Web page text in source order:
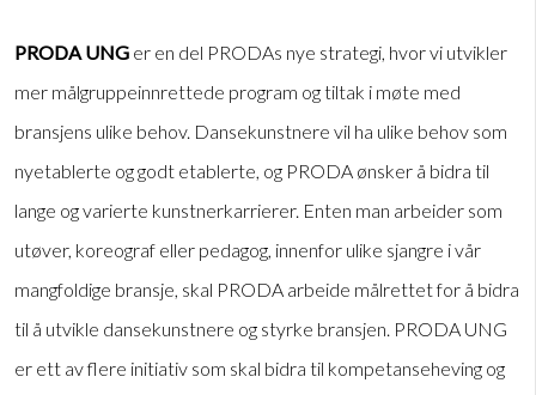
PRODA UNG er en del PRODAs nye strategi, hvor vi utvikler
mer målgruppeinnrettede program og tiltak i møte med
bransjens ulike behov. Dansekunstnere vil ha ulike behov som
nyetablerte og godt etablerte, og PRODA ønsker å bidra til
lange og varierte kunstnerkarrierer. Enten man arbeider som
utøver, koreograf eller pedagog, innenfor ulike sjangre i vår
mangfoldige bransje, skal PRODA arbeide målrettet for å bidra
til å utvikle dansekunstnere og styrke bransjen. PRODA UNG
er ett av flere initiativ som skal bidra til kompetanseheving og